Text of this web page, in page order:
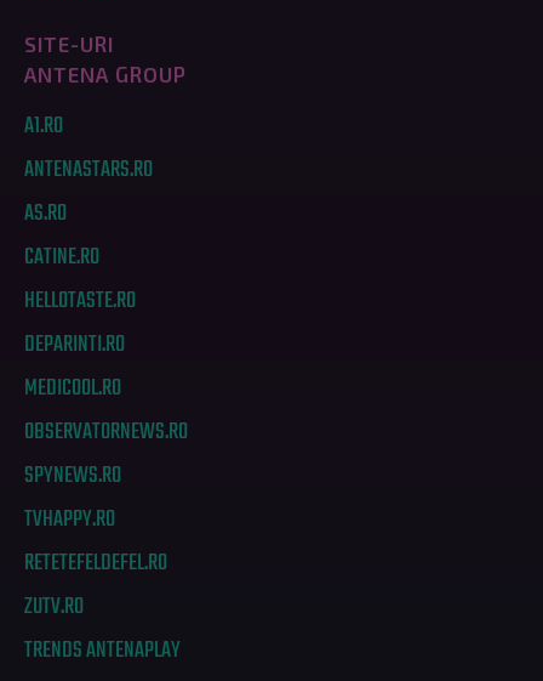
SITE-URI
ANTENA GROUP
A1.RO
ANTENASTARS.RO
AS.RO
CATINE.RO
HELLOTASTE.RO
DEPARINTI.RO
MEDICOOL.RO
OBSERVATORNEWS.RO
SPYNEWS.RO
TVHAPPY.RO
RETETEFELDEFEL.RO
ZUTV.RO
TRENDS ANTENAPLAY